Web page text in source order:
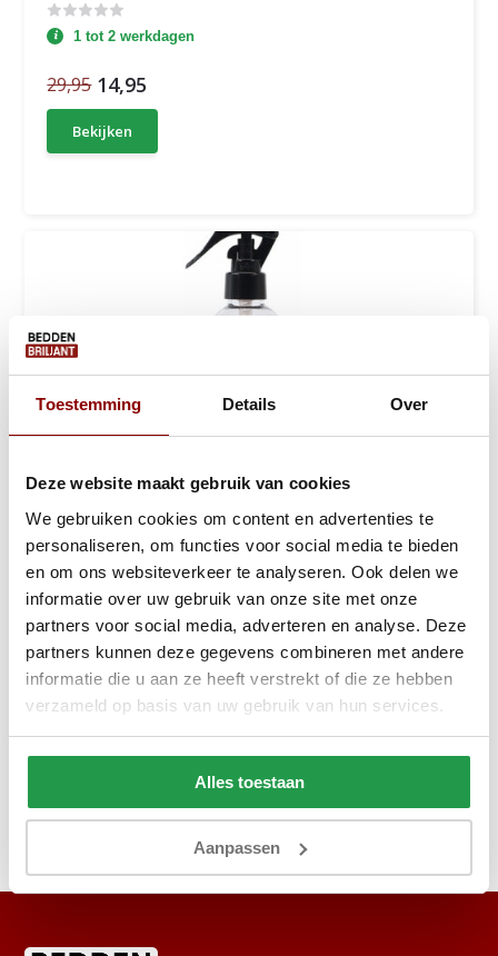
Toestemming Details Over
Deze website maakt gebruik van cookies
We gebruiken cookies om content en advertenties te
personaliseren, om functies voor social media te bieden
en om ons websiteverkeer te analyseren. Ook delen we
informatie over uw gebruik van onze site met onze
partners voor social media, adverteren en analyse. Deze
partners kunnen deze gegevens combineren met andere
informatie die u aan ze heeft verstrekt of die ze hebben
verzameld op basis van uw gebruik van hun services.
Alles toestaan
Aanpassen
1 tot 2 werkdagen
29,95 14,95
Bekijken
l'Orangerie Love Letter Homeparfum / Roo...
1 tot 2 werkdagen
29,95 14,95